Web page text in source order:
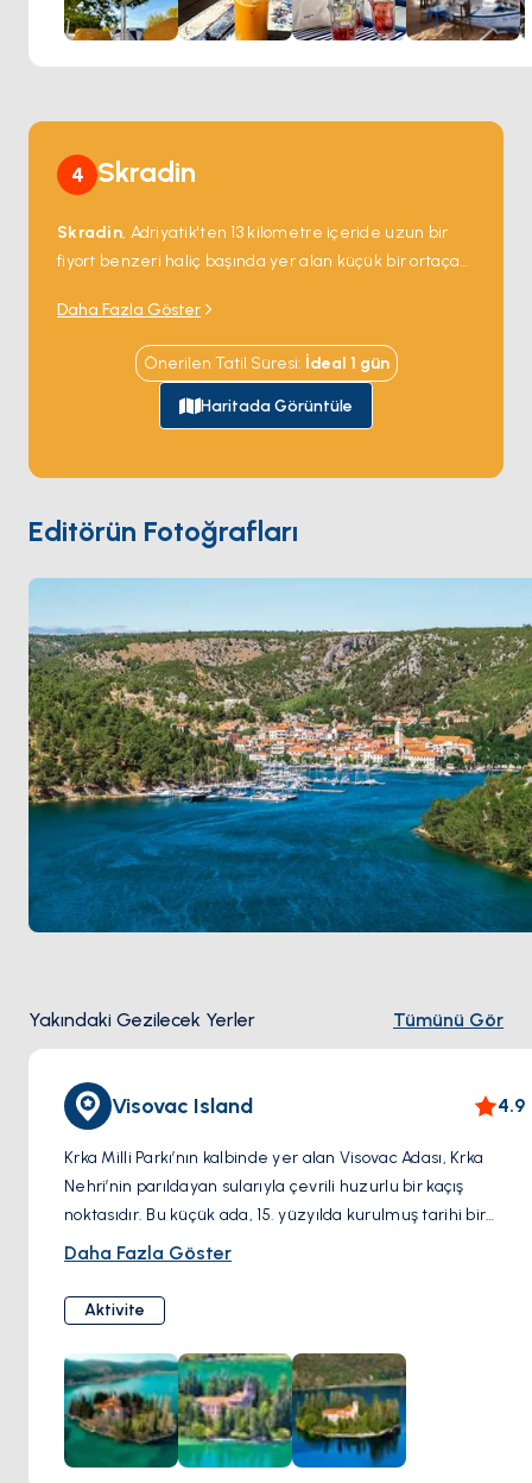
hızının yavaşlayarak her anın tadını çıkarmanızı sağlayan
bir yerdir. Güne ister sert bir kahveyle başlayın ister
yıldızların altında sakin bir içkiyle sonlandırın, Bic Baric
4 Skradin
Skradin, Adriyatik'ten 13 kilometre içeride uzun bir
fiyort benzeri haliç başında yer alan küçük bir ortaçağ
Yatlar Adriyatik'ten doğrudan kanal yukarı yelken
açabilir ve kasaba rıhtımına bağlanabilir. Kasabanın
kendisi 13. yüzyıldan kalma bir kilise etrafında taş evler
düğümü; cazibe hemen yukarı akıştaki
— Krka kireçtaşı bariyerlerinden yedi kademeli
Skradin iskelesinden milli park elektrikli tekneleriyle
erişiliyor. SkradinŠibenik 'ten 30 dakika. Sezon
ile Ekimarası açık.
Daha Fazla Göster
Önerilen Tatil Süresi: İdeal 1 gün
Haritada Görüntüle
Editörün Fotoğrafları
Yakındaki Gezilecek Yerler Tümünü Gör
Visovac Island 4.9
Krka Milli Parkı’nın kalbinde yer alan Visovac Adası, Krka
Nehri’nin parıldayan sularıyla çevrili huzurlu bir kaçış
noktasıdır. Bu küçük ada, 15. yüzyılda kurulmuş tarihi bir
Fransisken Manastırı’na ve dini eserler ile kültürel hazineler
Tekneyle ulaşılabilen ada, yemyeşil doğası ve sakin
atmosferiyle, huzur arayanlar ve Hırvatistan’ın manevi ve
kültürel mirasını daha yakından tanımak isteyenler için
mutlaka görülmesi gereken bir yerdir. Visovac Adası’nı
ziyaret etmek, tarihin derinliklerine bir yolculuk yapmak ve
doğa ile inancın uyumuna hayran kalmak için eşsiz bir
fırsattır.
Daha Fazla Göster
Aktivite